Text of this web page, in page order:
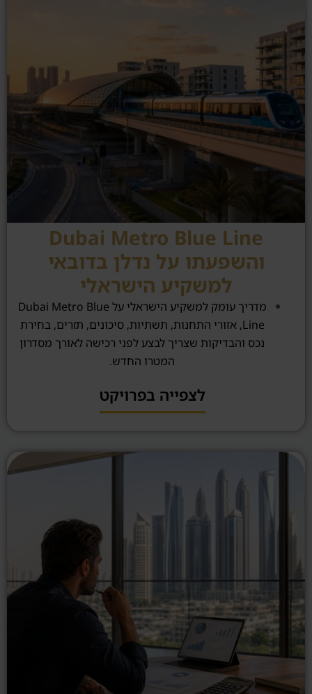
Dubai Metro Blue Line
והשפעתו על נדלן בדובאי
למשקיע הישראלי
מדריך עומק למשקיע הישראלי על Dubai Metro Blue
Line, אזורי התחנות, תשתיות, סיכונים, תזרים, בחירת
נכס והבדיקות שצריך לבצע לפני רכישה לאורך מסדרון
המטרו החדש.
לצפייה בפרויקט